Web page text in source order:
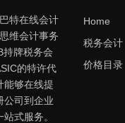
特在线会计
维会计事务
持牌税务会
的特许代
能够在线提
公司到企业
式服务。
Home
税务会计
价格目录